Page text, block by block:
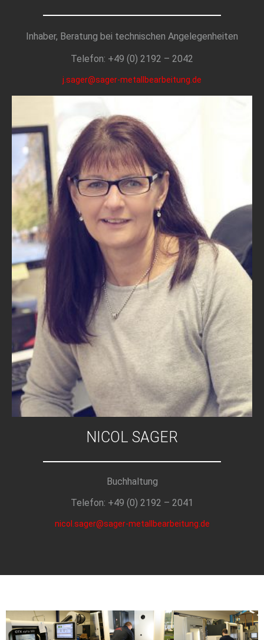
Inhaber, Beratung bei technischen Angelegenheiten
Telefon: +49 (0) 2192 – 2042
j.sager@sager-metallbearbeitung.de
NICOL SAGER
Buchhaltung
Telefon: +49 (0) 2192 – 2041
nicol.sager@sager-metallbearbeitung.de